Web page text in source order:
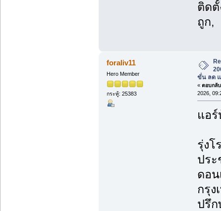
ติด
ถูก,
foraliv11
Hero Member
กระทู้: 25383
ขั่น ลด
« ตอบกลั
2026,
แอ
รุ่งโ
ประ
ดอน
กรุง
ปรึก